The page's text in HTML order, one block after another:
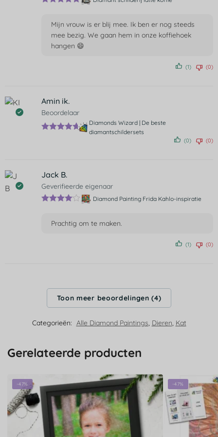
Mijn vrouw is er blij mee. Ik ben er nog steeds
mee bezig. We gaan hem in onze koffiehoek
hangen 😄
(1) (0)
Amin ik.
Beoordelaar
Diamonds Wizard | De beste
diamantschildersets
(0) (0)
Jack B.
Geverifieerde eigenaar
Diamond Painting Frida Kahlo-inspiratie
Prachtig om te maken.
(1) (0)
Toon meer beoordelingen (4)
Categorieën: Alle Diamond Paintings, Dieren, Kat
Gerelateerde producten
-47% -47%